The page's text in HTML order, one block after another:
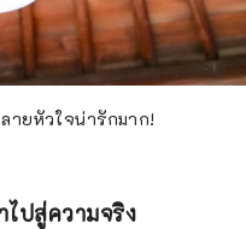
ายหัวใจน่ารักมาก!
ปสู่ความจริง